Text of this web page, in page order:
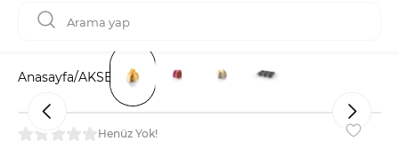
Anasayfa/AKSESUAR Yıldız Silikon Kalıp
Henüz Yok!